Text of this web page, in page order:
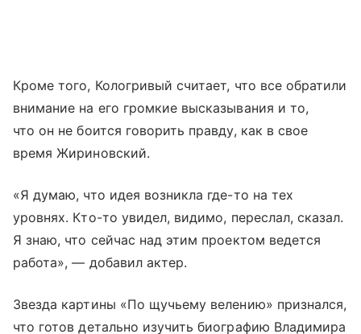
Кроме того, Кологривый считает, что все обратили
внимание на его громкие высказывания и то,
что он не боится говорить правду, как в свое
время Жириновский.
«Я думаю, что идея возникла где-то на тех
уровнях. Кто-то увидел, видимо, переслал, сказал.
Я знаю, что сейчас над этим проектом ведется
работа», — добавил актер.
Звезда картины «По щучьему велению» признался,
что готов детально изучить биографию Владимира